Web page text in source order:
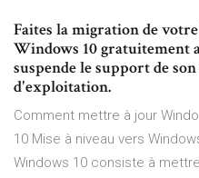
Faites la migration de
Windows 10 gratuitement
suspende le support de
d'exploitation.
Comment mettre à jour
10 Mise à niveau vers
Windows 10 consiste à